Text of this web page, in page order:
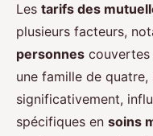
Les tarifs des
plusieurs facteurs,
personnes couvertes
une famille de
significativement,
spécifiques en soins